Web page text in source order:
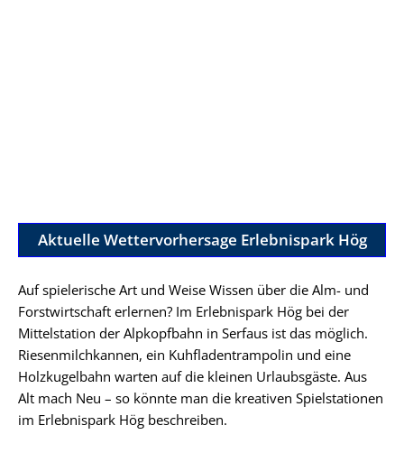
Aktuelle Wettervorhersage Erlebnispark Hög
Auf spielerische Art und Weise Wissen über die Alm- und
Forstwirtschaft erlernen? Im Erlebnispark Hög bei der
Mittelstation der Alpkopfbahn in Serfaus ist das möglich.
Riesenmilchkannen, ein Kuhfladentrampolin und eine
Holzkugelbahn warten auf die kleinen Urlaubsgäste. Aus
Alt mach Neu – so könnte man die kreativen Spielstationen
im Erlebnispark Hög beschreiben.